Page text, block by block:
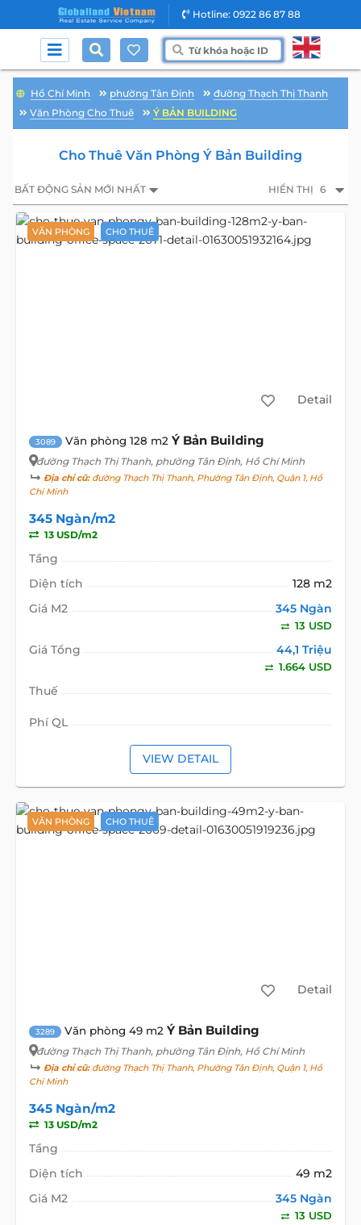
Hotline: 0922 86 87 88
Hồ Chí Minh phường Tân Định
đường Thạch Thị Thanh
Văn Phòng Cho Thuê
Ý BẢN BUILDING
Cho Thuê Văn Phòng Ý Bản Building
BẤT ĐỘNG SẢN MỚI NHẤT HIỂN THỊ 6
VĂN PHÒNG CHO THUÊ
Detail
3089 Văn phòng 128 m2 Ý Bản Building
đường Thạch Thị Thanh, phường Tân Định, Hồ Chí Minh
Địa chỉ cũ:đường Thạch Thị Thanh, Phường Tân Định, Quận 1, Hồ
Chí Minh
345 Ngàn/m2
13 USD/m2
Tầng
Diện tích
128 m2
Giá M2
345 Ngàn
13 USD
Giá Tổng 44,1 Triệu
1.664 USD
Thuế
Phí QL
VIEW DETAIL
VĂN PHÒNG CHO THUÊ
Detail
3289 Văn phòng 49 m2 Ý Bản Building
đường Thạch Thị Thanh, phường Tân Định, Hồ Chí Minh
Địa chỉ cũ:đường Thạch Thị Thanh, Phường Tân Định, Quận 1, Hồ
Chí Minh
345 Ngàn/m2
13 USD/m2
Tầng
Diện tích
49 m2
Giá M2
345 Ngàn
13 USD